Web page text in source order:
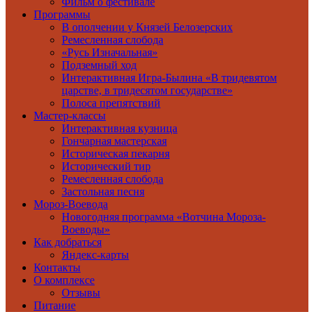
Программы
В ополчении у Князей Белозерских
Ремесленная слобода
«Русь Изначальная»
Подземный ход
Интерактивная Игра-Былина «В тридевятом
царстве, в тридесятом государстве»
Полоса препятствий
Мастер-классы
Интерактивная кузница
Гончарная мастерская
Историческая пекарня
Исторический тир
Ремесленная слобода
Застольная песня
Мороз-Воевода
Новогодняя программа «Вотчина Мороза-
Воеводы»
Как добраться
Яндекс-карты
Контакты
О комплексе
Отзывы
Питание